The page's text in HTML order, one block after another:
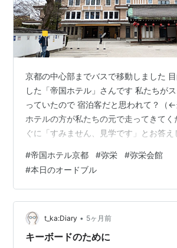
京都の中心部までバスで移動しました
した「帝国ホテル」さんです 私たちが
っていたので 宿泊客だと思われて？（←
ホテルの方が私たちの元で走ってきてく
ぐに「すみません、見学です」とお答え
がたいなと思いました ホテルの中に入る
「帝国ホテル」さんの シンボルマークが
した 本当は「お茶しよう」と話してい
と「折角だから飲んじゃおうか」っと
で乾杯をすることにしました 「ビール」
ドブル」をオーダーです …
#帝国ホテル京都 #弥栄 #弥栄会館
#本日のオードブル
t_ka:Diary • 5ヶ月前
キーボードのために